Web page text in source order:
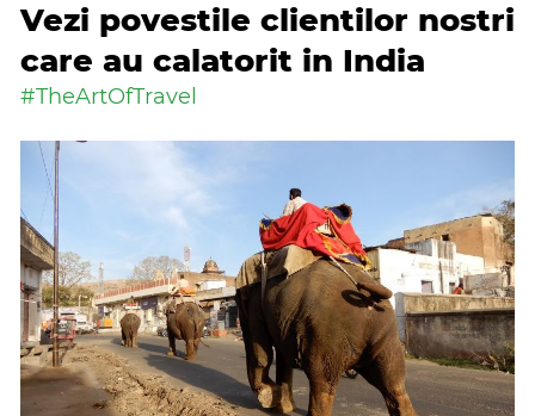
Vezi povestile clientilor nostri
care au calatorit in India
#TheArtOfTravel